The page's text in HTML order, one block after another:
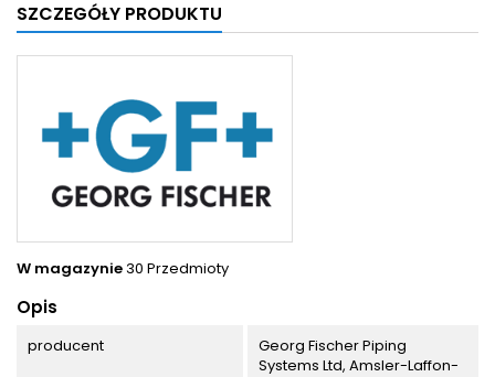
SZCZEGÓŁY PRODUKTU
W magazynie30 Przedmioty
Opis
producent
Georg Fischer Piping
Systems Ltd, Amsler-Laffon-